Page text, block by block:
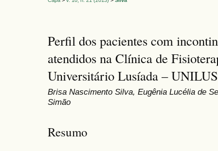
Perfil dos pacientes com
atendidos na Clínica de
Universitário Lusíada – UNILUS
Brisa Nascimento Silva, Eugênia Lucélia de
Simão
Resumo